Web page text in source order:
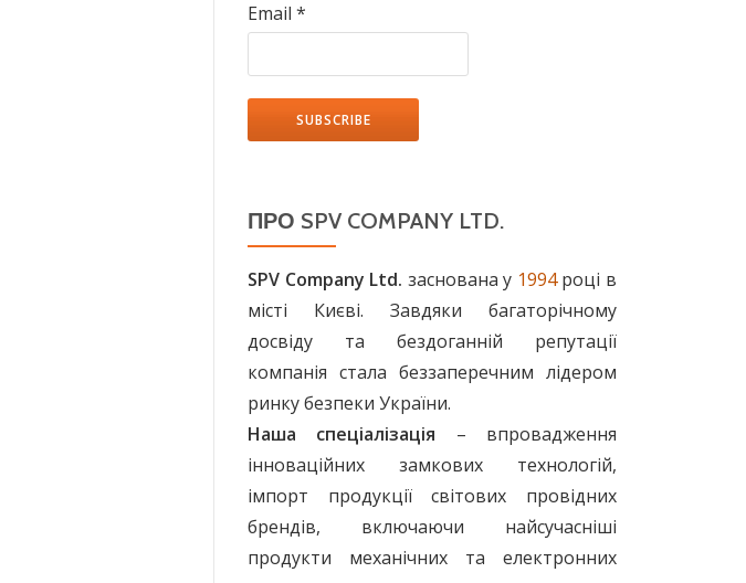
Email *
ПРО SPV COMPANY LTD.
SPV Company Ltd. заснована у 1994році в
місті Києві. Завдяки багаторічному
досвіду та бездоганній репутації
компанія стала беззаперечним лідером
ринку безпеки України.
Наша спеціалізація – впровадження
інноваційних замкових технологій,
імпорт продукції світових провідних
брендів, включаючи найсучасніші
продукти механічних та електронних